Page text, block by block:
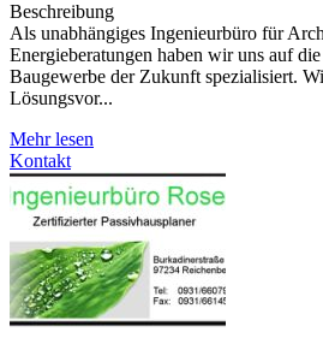
Beschreibung
Als unabhängiges Ingenieurbüro für
Energieberatungen haben wir uns auf
Baugewerbe der Zukunft spezialisiert.
Lösungsvor...
Mehr lesen
Kontakt